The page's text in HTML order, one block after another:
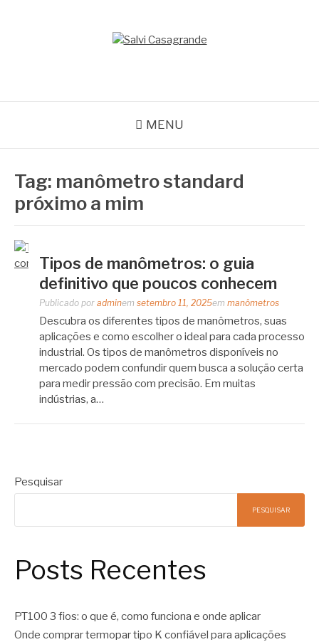
MENU
Tag: manômetro standard
próximo a mim
Tipos de manômetros: o guia
definitivo que poucos conhecem
Publicado por adminem setembro 11, 2025em manômetros
Descubra os diferentes tipos de manômetros, suas
aplicações e como escolher o ideal para cada processo
industrial. Os tipos de manômetros disponíveis no
mercado podem confundir quem busca a solução certa
para medir pressão com precisão. Em muitas
indústrias, a…
Pesquisar
PESQUISAR
Posts Recentes
PT100 3 fios: o que é, como funciona e onde aplicar
Onde comprar termopar tipo K confiável para aplicações